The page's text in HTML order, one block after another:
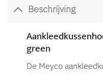
Beschrijving
green
De Meyco